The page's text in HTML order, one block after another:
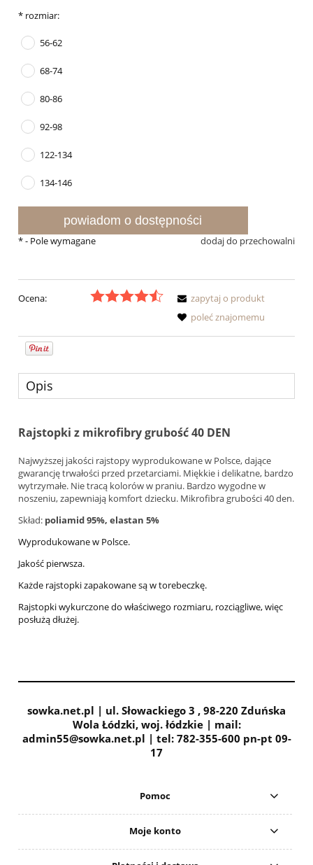
* rozmiar:
56-62
68-74
80-86
92-98
122-134
134-146
powiadom o dostępności
dodaj do przechowalni
*- Pole wymagane
Ocena:
zapytaj o produkt
poleć znajomemu
Opis
Rajstopki z mikrofibry grubość 40 DEN
Najwyższej jakości rajstopy wyprodukowane w Polsce, dające
gwarancję trwałości przed przetarciami. Miękkie i delikatne, bardzo
wytrzymałe. Nie tracą kolorów w praniu. Bardzo wygodne w
noszeniu, zapewniają komfort dziecku. Mikrofibra grubości 40 den.
Skład: poliamid 95%, elastan 5%
Wyprodukowane w Polsce.
Jakość pierwsza.
Każde rajstopki zapakowane są w torebeczkę.
Rajstopki wykurczone do właściwego rozmiaru, rozciągliwe, więc
posłużą dłużej.
sowka.net.pl | ul. Słowackiego 3 , 98-220 Zduńska
Wola Łódzki, woj. łódzkie | mail:
admin55@sowka.net.pl | tel: 782-355-600 pn-pt 09-
17
Pomoc
Moje konto